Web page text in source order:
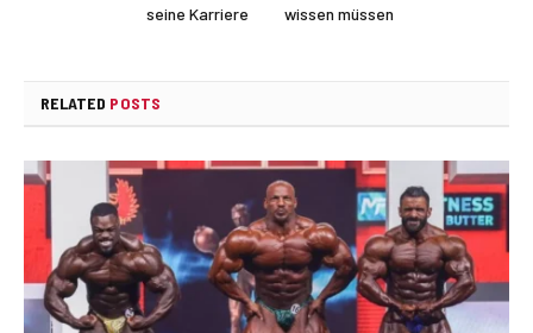
seine Karriere
wissen müssen
RELATED POSTS